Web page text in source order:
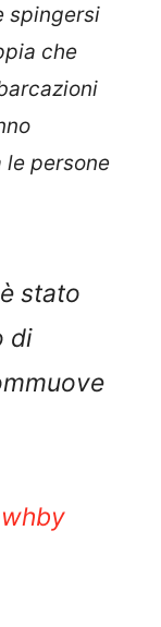
spingersi
che
le persone
è stato
di